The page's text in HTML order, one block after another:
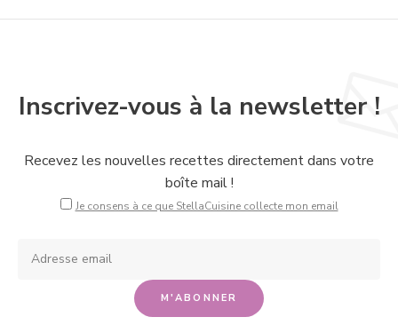
Inscrivez-vous à la newsletter !
Recevez les nouvelles recettes directement dans votre
boîte mail !
Je consens à ce que StellaCuisine collecte mon email